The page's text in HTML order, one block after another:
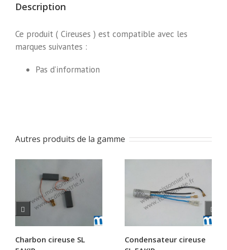
Description
Ce produit ( Cireuses ) est compatible avec les
marques suivantes :
Pas d’information
Autres produits de la gamme
Charbon cireuse SL
Condensateur cireuse